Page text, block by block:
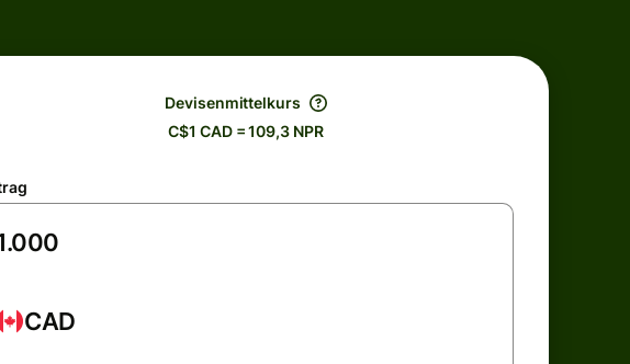
Devisenmittelkurs
C$1 CAD = 109,3 NPR
CAD